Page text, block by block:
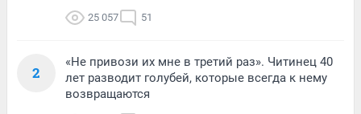
25 057 51
2
«Не привози их мне в третий раз». Читинец 40
лет разводит голубей, которые всегда к нему
возвращаются